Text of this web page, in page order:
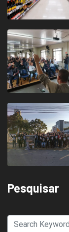
Pesquisar